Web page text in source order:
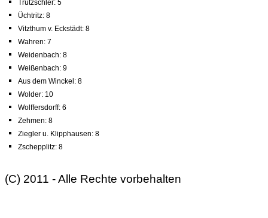
Trützschler: 5
Üchtritz: 8
Vitzthum v. Eckstädt: 8
Wahren: 7
Weidenbach: 8
Weißenbach: 9
Aus dem Winckel: 8
Wolder: 10
Wolffersdorff: 6
Zehmen: 8
Ziegler u. Klipphausen: 8
Zschepplitz: 8
(C) 2011 - Alle Rechte vorbehalten